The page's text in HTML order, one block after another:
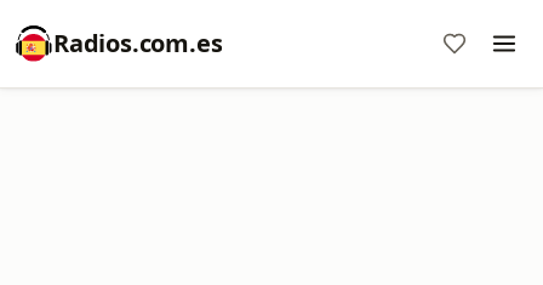
Radios.com.es